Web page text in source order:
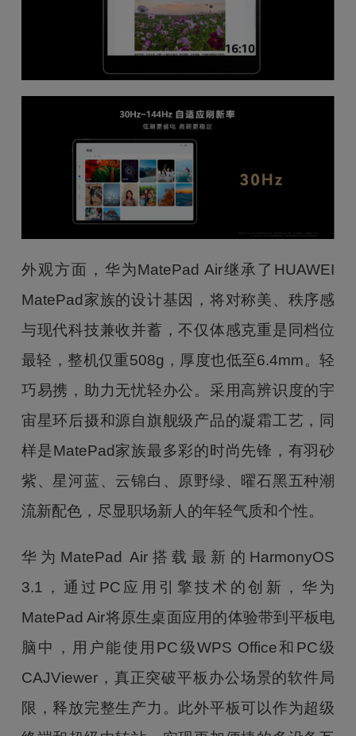
外观方面，华为MatePad Air继承了HUAWEI
MatePad家族的设计基因，将对称美、秩序感
与现代科技兼收并蓄，不仅体感克重是同档位
最轻，整机仅重508g，厚度也低至6.4mm。轻
巧易携，助力无忧轻办公。采用高辨识度的宇
宙星环后摄和源自旗舰级产品的凝霜工艺，同
样是MatePad家族最多彩的时尚先锋，有羽砂
紫、星河蓝、云锦白、原野绿、曜石黑五种潮
流新配色，尽显职场新人的年轻气质和个性。
华为MatePad Air搭载最新的HarmonyOS
3.1，通过PC应用引擎技术的创新，华为
MatePad Air将原生桌面应用的体验带到平板电
脑中，用户能使用PC级WPS Office和PC级
CAJViewer，真正突破平板办公场景的软件局
限，释放完整生产力。此外平板可以作为超级